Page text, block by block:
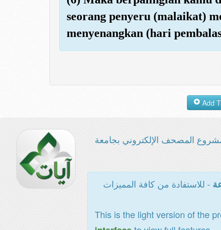
seorang penyeru (malaikat)
menyenangkan (hari
المصحف الإلكتروني بجامعة
- للاستفادة من كافة المميزات
This is the light version of the